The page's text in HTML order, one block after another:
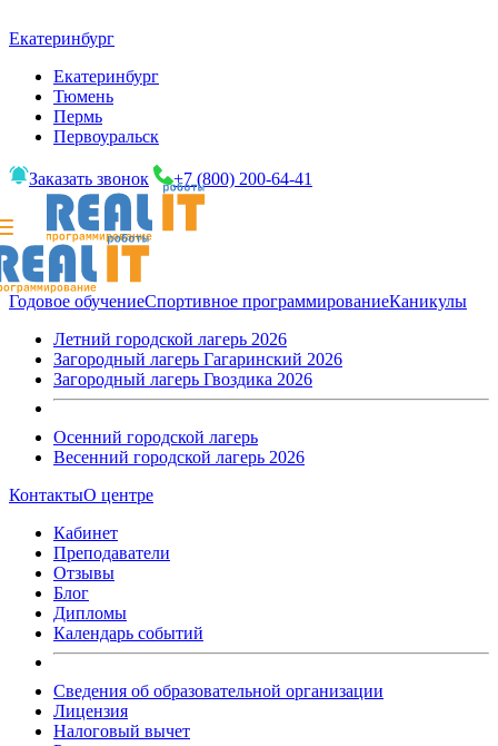
Екатеринбург
Екатеринбург
Тюмень
Пермь
Первоуральск
Заказать звонок +7 (800) 200-64-41
Годовое обучениеСпортивное программированиеКаникулы
Летний городской лагерь 2026
Загородный лагерь Гагаринский 2026
Загородный лагерь Гвоздика 2026
Осенний городской лагерь
Весенний городской лагерь 2026
КонтактыО центре
Кабинет
Преподаватели
Отзывы
Блог
Дипломы
Календарь событий
Сведения об образовательной организации
Лицензия
Налоговый вычет